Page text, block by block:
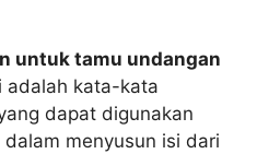
untuk tamu undangan
adalah kata-kata
dapat digunakan
menyusun isi dari